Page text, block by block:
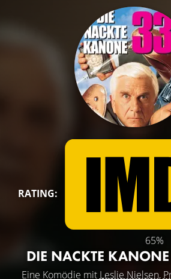
RATING:
65%
DIE NACKTE
Eine Komödie mit Leslie Nielsen,